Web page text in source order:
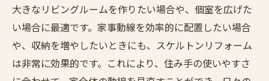
大きなリビングルームを作りたい場合や、個室を広げた
い場合に最適です。家事動線を効率的に配置したい場合
や、収納を増やしたいときにも、スケルトンリフォーム
は非常に効果的です。これにより、住み手の使いやすさ